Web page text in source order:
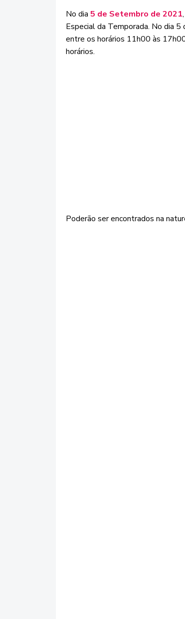
No dia 5 de Setembro de 2021
Especial da Temporada. No dia
entre os horários 11h00 às
horários.
Poderão ser encontrados na